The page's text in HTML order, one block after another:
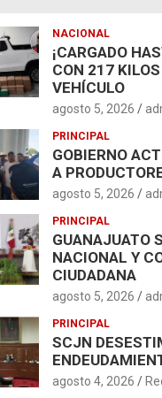
NACIONAL
¡CARGADO
CON 217
VEHÍCULO
agosto 5, 2026
PRINCIPAL
GOBIERNO
A
agosto 5, 2026
PRINCIPAL
GUANAJUATO
NACIONAL Y
CIUDADANA
agosto 5, 2026
PRINCIPAL
SCJN
agosto 4, 2026